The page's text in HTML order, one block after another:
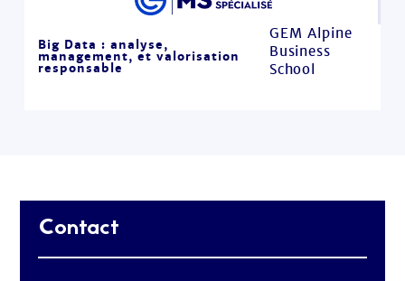
Big Data : analyse,
management, et valorisation
responsable
GEM Alpine
Business
School
Contact